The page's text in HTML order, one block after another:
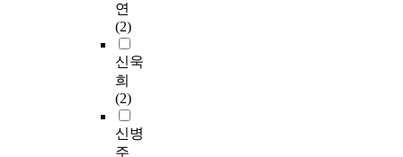
연
(2)
신욱
희
(2)
신병
주